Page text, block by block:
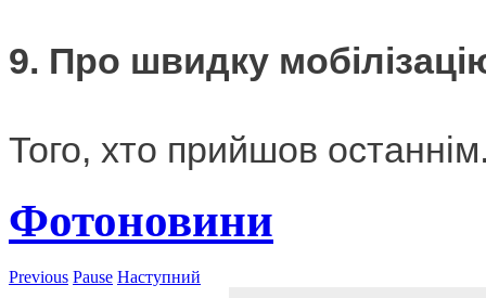
9. Про швидку
Того, хто прийшов
Фотоновини
Previous Pause Наступний